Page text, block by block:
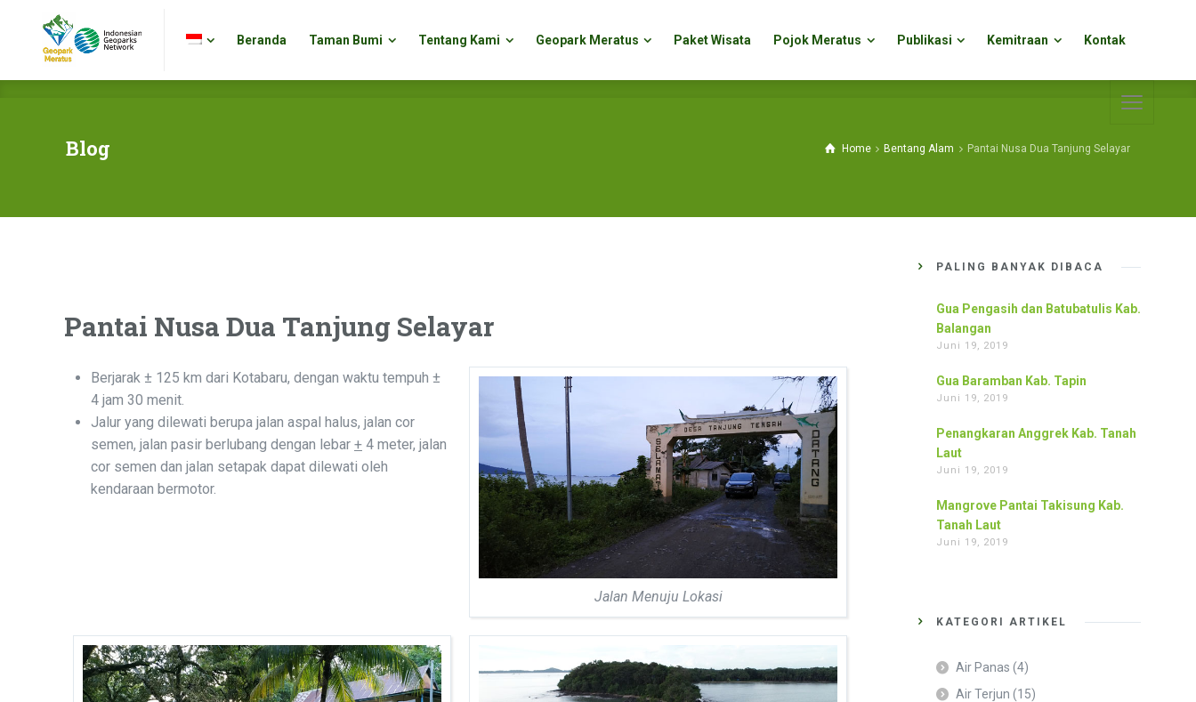
Beranda Taman Bumi Tentang Kami Geopark Meratus Paket Wisata Pojok Meratus Publikasi Kemitraan Kontak
Blog Home Bentang Alam Pantai Nusa Dua Tanjung Selayar
Pantai Nusa Dua Tanjung Selayar
Berjarak ± 125 km dari Kotabaru, dengan waktu tempuh ±
4 jam 30 menit.
Jalur yang dilewati berupa jalan aspal halus, jalan cor
semen, jalan pasir berlubang dengan lebar + 4 meter, jalan
cor semen dan jalan setapak dapat dilewati oleh
kendaraan bermotor.
Jalan Menuju Lokasi
PALING BANYAK DIBACA
Gua Pengasih dan Batubatulis Kab.
Balangan
Juni 19, 2019
Gua Baramban Kab. Tapin
Juni 19, 2019
Penangkaran Anggrek Kab. Tanah
Laut
Juni 19, 2019
Mangrove Pantai Takisung Kab.
Tanah Laut
Juni 19, 2019
KATEGORI ARTIKEL
Air Panas (4)
Air Terjun (15)